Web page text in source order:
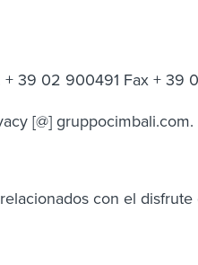
+ 39 02 900491 Fax + 39
[@] gruppocimbali.com.
con el disfrute